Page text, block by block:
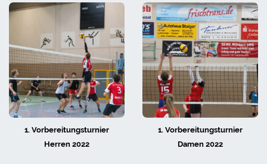
1. Vorbereitungsturnier
Herren 2022
1. Vorbereitungsturnier
Damen 2022